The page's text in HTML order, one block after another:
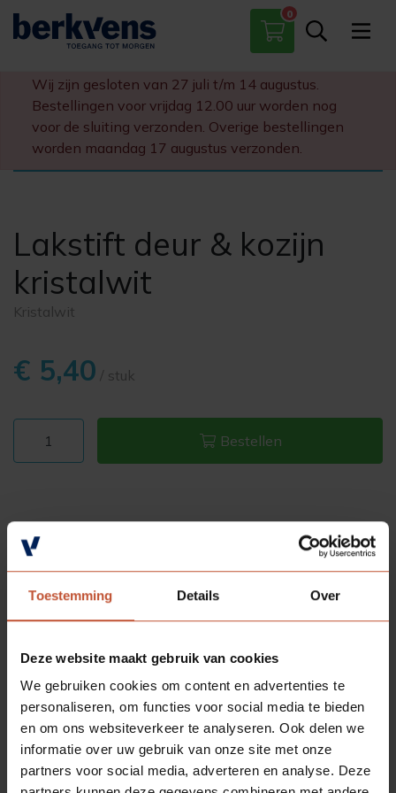
Toestemming Details Over
Deze website maakt gebruik van cookies
We gebruiken cookies om content en advertenties te
personaliseren, om functies voor social media te bieden
en om ons websiteverkeer te analyseren. Ook delen we
informatie over uw gebruik van onze site met onze
partners voor social media, adverteren en analyse. Deze
0
Paumelles
Scharnieren
Sloten
Diversen
Wij zijn gesloten van 27 juli t/m 14 augustus.
Bestellingen voor vrijdag 12.00 uur worden nog
voor de sluiting verzonden. Overige bestellingen
worden maandag 17 augustus verzonden.
Lakstift deur & kozijn
kristalwit
Kristalwit
€ 5,40 / stuk
Bestellen